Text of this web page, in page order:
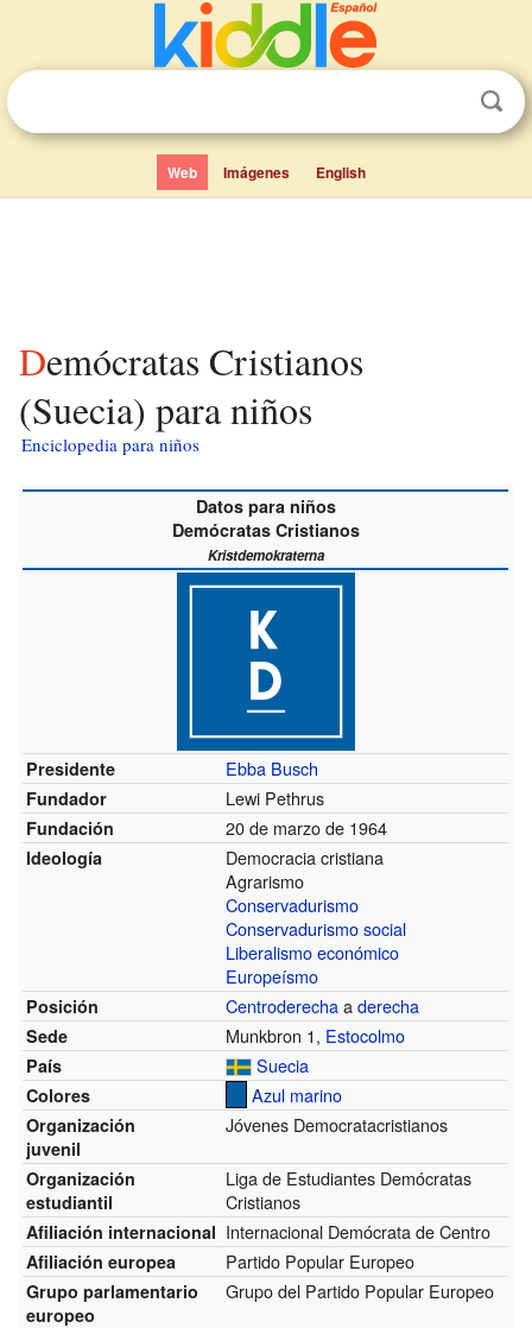
Web Imágenes English
Demócratas Cristianos
(Suecia) para niños
Enciclopedia para niños
Datos para niños
Demócratas Cristianos
Kristdemokraterna
Presidente Ebba Busch
Fundador Lewi Pethrus
Fundación 20 de marzo de 1964
Ideología
Democracia cristiana
Agrarismo
Conservadurismo
Conservadurismo social
Liberalismo económico
Europeísmo
Posición Centroderechaaderecha
Sede Munkbron 1, Estocolmo
País Suecia
Colores Azul marino
Organización
juvenil
Jóvenes Democratacristianos
Organización
estudiantil
Liga de Estudiantes Demócratas
Cristianos
Afiliación internacional Internacional Demócrata de Centro
Afiliación europea Partido Popular Europeo
Grupo parlamentario
europeo
Grupo del Partido Popular Europeo